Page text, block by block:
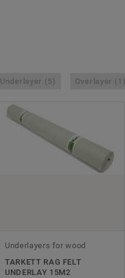
Underlayer (5) Overlayer (1)
Underlayers for wood
TARKETT RAG FELT
UNDERLAY 15M2